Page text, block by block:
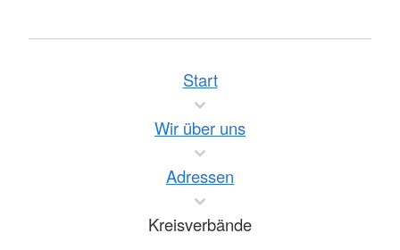
Start
Wir über uns
Adressen
Kreisverbände